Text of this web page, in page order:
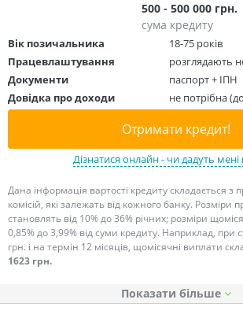
500 - 500 000 грн.
сума кредиту
Вік позичальника
18-75 років
Працевлаштування
розглядають
Документи
паспорт + ІПН
Довідка про доходи
не потрібна
Отримати кредит!
Дізнатися онлайн - чи дадуть мені
Дана інформація вартості кредиту складається з
комісій, які залежать від кожного банку. Розміри
становлять від 10% до 36% річних; розміри
0,85% до 3,99% від суми кредиту. Наприклад, при
грн. і на термін 12 місяців, щомісячні виплати
1623 грн.
Показати